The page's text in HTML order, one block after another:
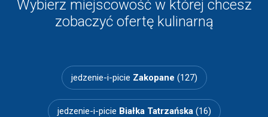
Wybierz miejscowość w której chcesz
zobaczyć ofertę kulinarną
jedzenie-i-picie Zakopane (127)
jedzenie-i-picie Białka Tatrzańska(16)